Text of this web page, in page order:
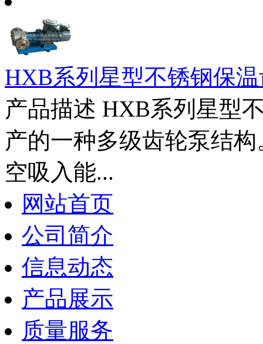
HXB系列星型不锈钢保
产品描述 HXB系列星型
产的一种多级齿轮泵结
空吸入能...
网站首页
公司简介
信息动态
产品展示
质量服务